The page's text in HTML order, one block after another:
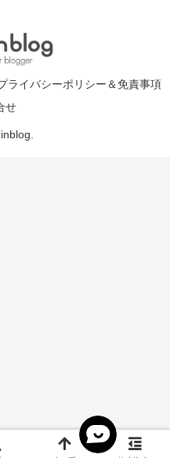
ライバシーポリシー＆免責事項
せ